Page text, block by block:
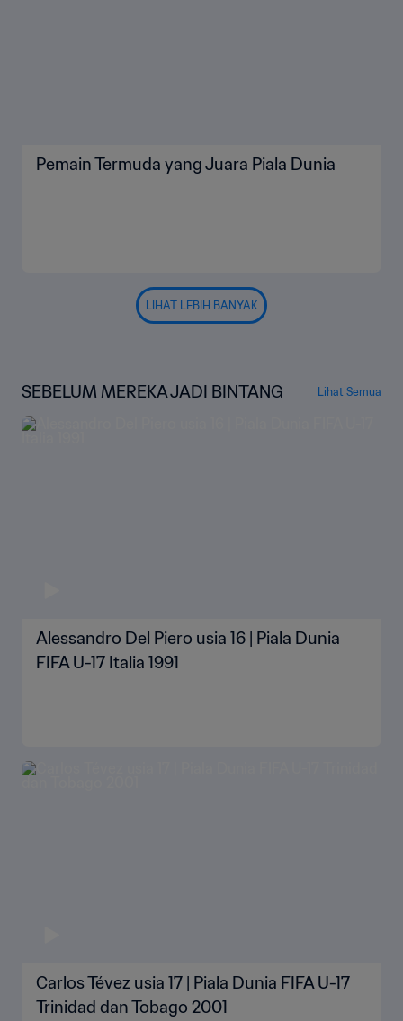
Pemain Termuda yang Juara Piala Dunia
LIHAT LEBIH BANYAK
SEBELUM MEREKA JADI BINTANG Lihat Semua
Alessandro Del Piero usia 16 | Piala Dunia
FIFA U-17 Italia 1991
Carlos Tévez usia 17 | Piala Dunia FIFA U-17
Trinidad dan Tobago 2001